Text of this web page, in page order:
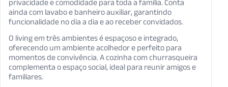
ainda com lavabo e banheiro auxiliar, garantindo
funcionalidade no dia a dia e ao receber convidados.
O living em três ambientes é espaçoso e integrado,
oferecendo um ambiente acolhedor e perfeito para
momentos de convivência. A cozinha com churrasqueira
complementa o espaço social, ideal para reunir amigos e
familiares.